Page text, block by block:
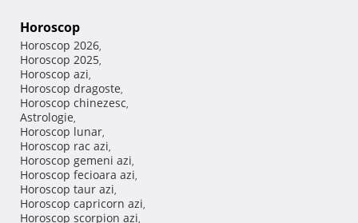
Horoscop
Horoscop 2026,
Horoscop 2025,
Horoscop azi,
Horoscop dragoste,
Horoscop chinezesc,
Astrologie,
Horoscop lunar,
Horoscop rac azi,
Horoscop gemeni azi,
Horoscop fecioara azi,
Horoscop taur azi,
Horoscop capricorn azi,
Horoscop scorpion azi,